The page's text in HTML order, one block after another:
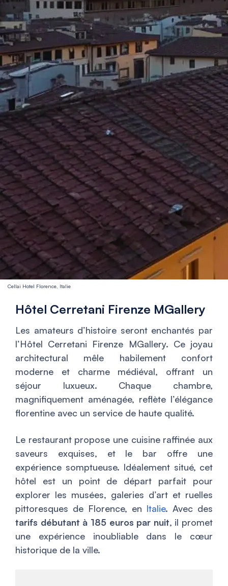
Cellai Hotel Florence, Italie
Hôtel Cerretani Firenze MGallery
Les amateurs d’histoire seront enchantés par
l’Hôtel Cerretani Firenze MGallery. Ce joyau
architectural mêle habilement confort
moderne et charme médiéval, offrant un
séjour luxueux. Chaque chambre,
magnifiquement aménagée, reflète l’élégance
florentine avec un service de haute qualité.
Le restaurant propose une cuisine raffinée aux
saveurs exquises, et le bar offre une
expérience somptueuse. Idéalement situé, cet
hôtel est un point de départ parfait pour
explorer les musées, galeries d’art et ruelles
pittoresques de Florence, en Italie. Avec des
tarifs débutant à 185 euros par nuit, il promet
une expérience inoubliable dans le cœur
historique de la ville.